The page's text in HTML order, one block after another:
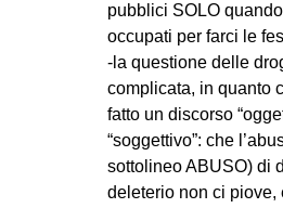
pubblici SOLO
occupati per farci le
-la questione delle
complicata, in quanto
fatto un discorso
“soggettivo”: che
sottolineo ABUSO) di
deleterio non ci piove,